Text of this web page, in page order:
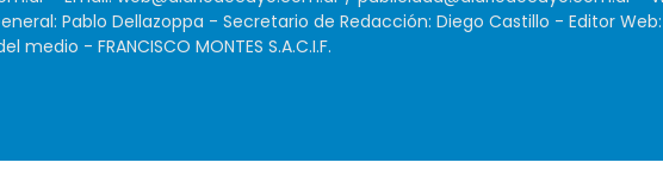
Pablo Dellazoppa - Secretario de Redacción: Diego Castillo - Editor
medio - FRANCISCO MONTES S.A.C.I.F.